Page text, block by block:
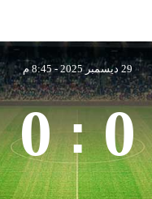
29 ديسمبر 2025 -8:45 م
0
:
0